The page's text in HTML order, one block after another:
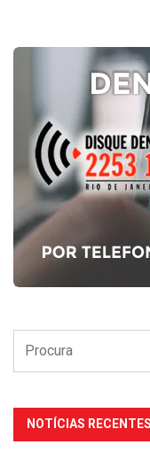
NOTÍCIAS RECENTES